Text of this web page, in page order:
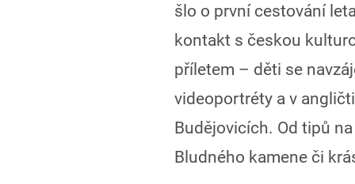
šlo o první cestování
kontakt s českou
příletem – děti se
videoportréty a v
Budějovicích. Od tipů
Bludného kamene či